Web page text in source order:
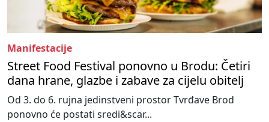
Manifestacije
Street Food Festival ponovno u Brodu: Četiri
dana hrane, glazbe i zabave za cijelu obitelj
Od 3. do 6. rujna jedinstveni prostor Tvrđave Brod
ponovno će postati sredi&scar...